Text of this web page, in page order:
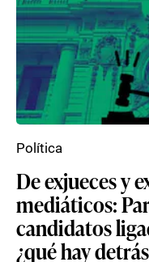
De exjueces y
mediáticos:
candidatos
¿qué hay
Política